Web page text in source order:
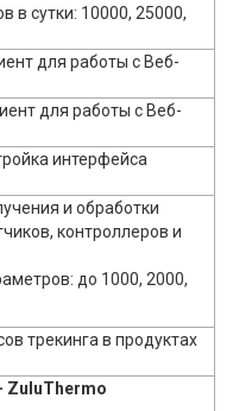
в сутки: 10000, 25000,
для работы с Веб-
для работы с Веб-
интерфейса
и обработки
контроллеров и
до 1000, 2000,
трекинга в продуктах
ZuluThermo